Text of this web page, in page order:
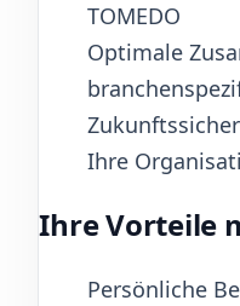
TOMEDO
Optimale
Ihre
Ihre Vorteile
Persönliche